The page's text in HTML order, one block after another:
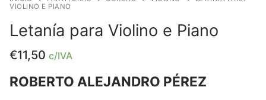
VIOLINO E PIANO
Letanía para Violino e Piano
€11,50 c/IVA
ROBERTO ALEJANDRO PÉREZ